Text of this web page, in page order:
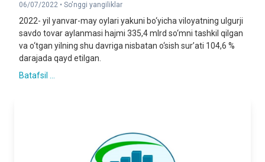
06/07/2022 • So'nggi yangiliklar
2022- yil yanvar-may oylari yakuni bo‘yicha viloyatning ulgurji
savdo tovar aylanmasi hajmi 335,4 mlrd so‘mni tashkil qilgan
va o‘tgan yilning shu davriga nisbatan o‘sish sur’ati 104,6 %
darajada qayd etilgan.
Batafsil ...